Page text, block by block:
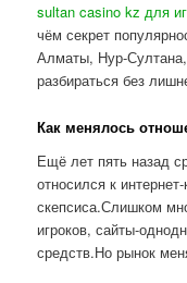
sultan casino kz для
чём секрет
Алматы, Нур-
разбираться без
Как менялось
Ещё лет пять назад
относился к
скепсиса.Слишком
игроков, сайты-
средств.Но рынок